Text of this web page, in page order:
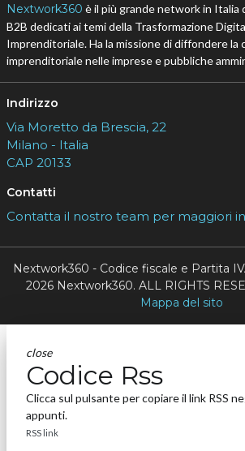
Nextwork360 è il più grande network in
B2B dedicati ai temi della Trasformazione
Imprenditoriale. Ha la missione di diffondere la
imprenditoriale nelle imprese e pubbliche
Indirizzo
Via Moretto da Brescia, 22
Milano - Italia
CAP 20133
Contatti
Contatta il nostro team per maggiori
Nextwork360 - Codice fiscale e Partita
2026 Nextwork360. ALL RIGHTS
Mappa del sito
close
Codice Rss
Clicca sul pulsante per copiare il link RSS
appunti.
RSS link